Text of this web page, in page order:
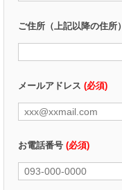
ご住所（上記以降の住所）
メールアドレス (必須)
お電話番号 (必須)